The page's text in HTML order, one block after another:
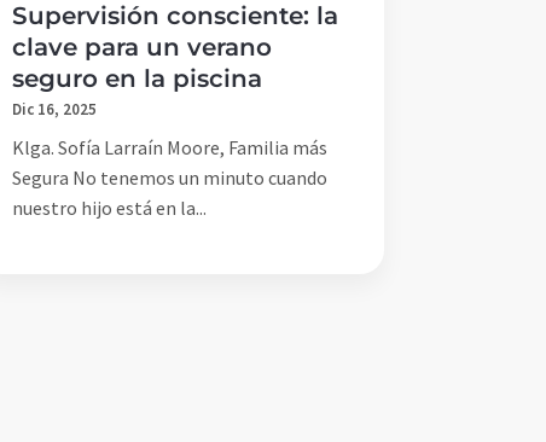
Supervisión consciente: la
clave para un verano
seguro en la piscina
Dic 16, 2025
Klga. Sofía Larraín Moore, Familia más
Segura No tenemos un minuto cuando
nuestro hijo está en la...